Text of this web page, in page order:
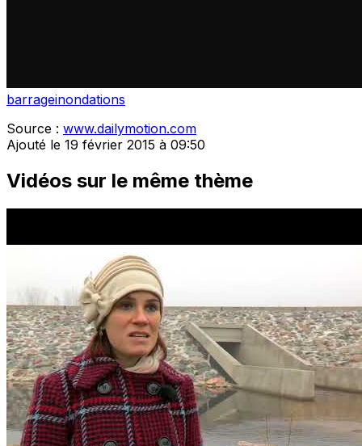
barrageinondations
Source : www.dailymotion.com
Ajouté le 19 février 2015 à 09:50
Vidéos sur le même thème